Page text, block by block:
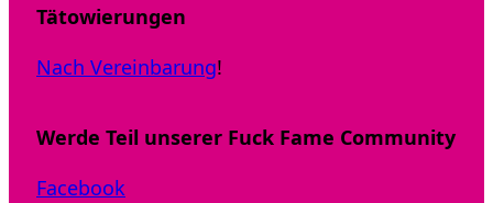
Tätowierungen
Nach Vereinbarung!
Werde Teil unserer Fuck Fame Community
Facebook